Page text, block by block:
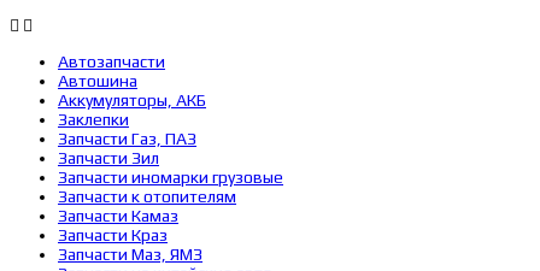
Автозапчасти
Автошина
Аккумуляторы, АКБ
Заклепки
Запчасти Газ, ПАЗ
Запчасти Зил
Запчасти иномарки грузовые
Запчасти к отопителям
Запчасти Камаз
Запчасти Краз
Запчасти Маз, ЯМЗ